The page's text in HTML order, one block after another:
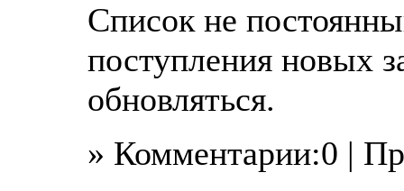
Список не
поступления новых
обновляться.
» Комментарии:0 |